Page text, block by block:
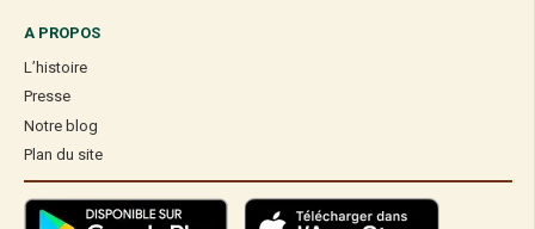
A PROPOS
L’histoire
Presse
Notre blog
Plan du site